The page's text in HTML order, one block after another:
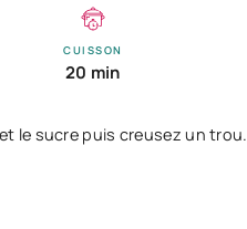
CUISSON
20 min
le sucre puis creusez un trou.